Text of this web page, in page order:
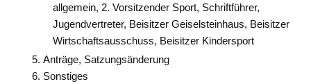
allgemein, 2. Vorsitzender Sport, Schriftführer,
Jugendvertreter, Beisitzer Geiselsteinhaus, Beisitzer
Wirtschaftsausschuss, Beisitzer Kindersport
Anträge, Satzungsänderung
Sonstiges